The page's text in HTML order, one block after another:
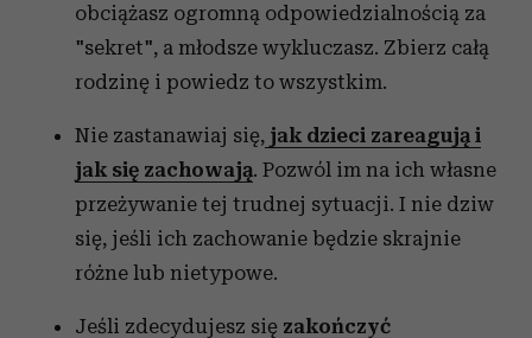
obciążasz ogromną odpowiedzialnością za
"sekret", a młodsze wykluczasz. Zbierz całą
rodzinę i powiedz to wszystkim.
Nie zastanawiaj się, jak dzieci zareagują i
jak się zachowają. Pozwól im na ich własne
przeżywanie tej trudnej sytuacji. I nie dziw
się, jeśli ich zachowanie będzie skrajnie
różne lub nietypowe.
Jeśli zdecydujesz się zakończyć